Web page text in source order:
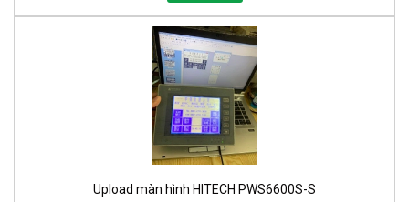
Upload màn hình HITECH PWS6600S-S